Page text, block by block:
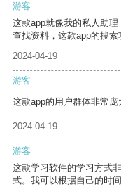
游客
这款app就像我的私人助
查找资料，这款app的搜索
2024-04-19
游客
这款app的用户群体非常庞
2024-04-19
游客
这款学习软件的学习方式
式。我可以根据自己的时